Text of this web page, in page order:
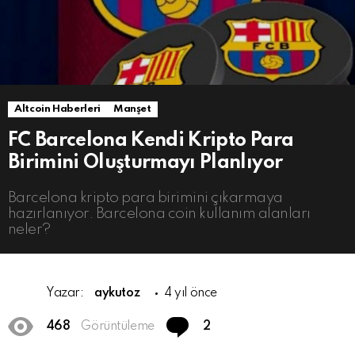
Altcoin Haberleri Manşet
FC Barcelona Kendi Kripto Para
Birimini Oluşturmayı Planlıyor
Barcelona kripto para birimini çıkarmaya
hazırlanıyor. Barcelona coin kullanım alanları
neler?
Yazar: aykutoz 4 yıl önce
468 Görüntüleme 2